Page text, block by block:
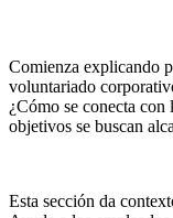
Comienza explicando
voluntariado
¿Cómo se conecta
objetivos se buscan
Esta sección da